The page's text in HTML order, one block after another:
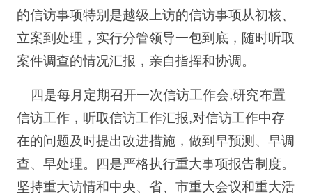
的信访事项特别是越级上访的信访事项从初核、
立案到处理，实行分管领导一包到底，随时听取
案件调查的情况汇报，亲自指挥和协调。
四是每月定期召开一次信访工作会,研究布置
信访工作，听取信访工作汇报,对信访工作中存
在的问题及时提出改进措施，做到早预测、早调
查、早处理。四是严格执行重大事项报告制度。
坚持重大访情和中央、省、市重大会议和重大活